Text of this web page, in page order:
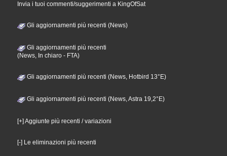
Invia i tuoi commenti/suggerimenti a KingOfSat
Gli aggiornamenti più recenti (News)
Gli aggiornamenti più recenti
(News, In chiaro - FTA)
Gli aggiornamenti più recenti (News, Hotbird 13°E)
Gli aggiornamenti più recenti (News, Astra 19,2°E)
[+] Aggiunte più recenti / variazioni
[-] Le eliminazioni più recenti